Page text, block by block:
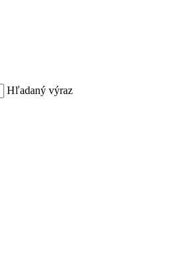
Hľadaný výraz